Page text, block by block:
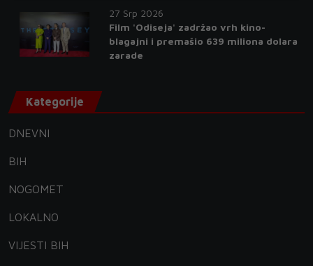
27 Srp 2026
Film 'Odiseja' zadržao vrh kino-
blagajni i premašio 639 miliona dolara
zarade
Kategorije
DNEVNI
BIH
NOGOMET
LOKALNO
VIJESTI BIH